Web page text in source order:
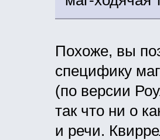
Похоже, вы
специфику
(по версии
так что ни о
и речи.